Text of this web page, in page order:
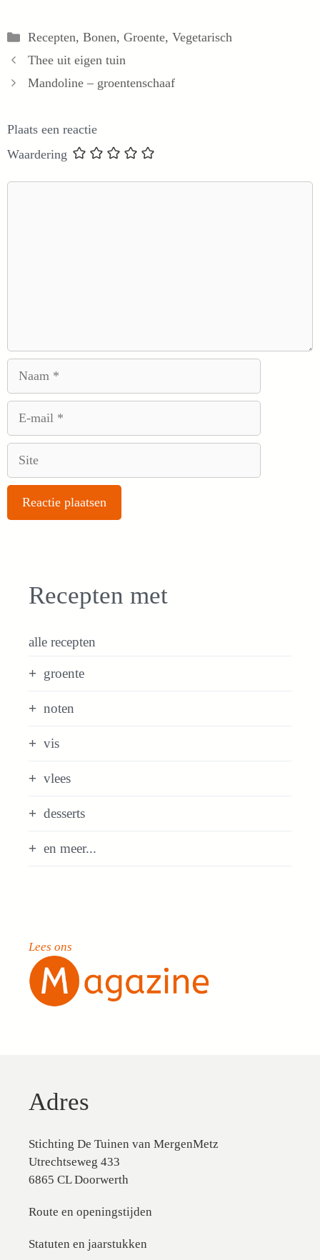
Categorieën
Recepten, Bonen, Groente, Vegetarisch
Thee uit eigen tuin
Mandoline – groentenschaaf
Plaats een reactie
Waardering
Recepten met
alle recepten
groente
noten
vis
vlees
desserts
en meer...
Lees ons
Adres
Stichting De Tuinen van MergenMetz
Utrechtseweg 433
6865 CL Doorwerth
Route en openingstijden
Statuten en jaarstukken